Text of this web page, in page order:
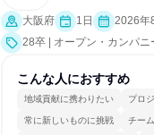
大阪府 1日
2026年
28卒 | オープン・カンパニ
こんな人におすすめ
地域貢献に携わりたい プロ
常に新しいものに挑戦 チー